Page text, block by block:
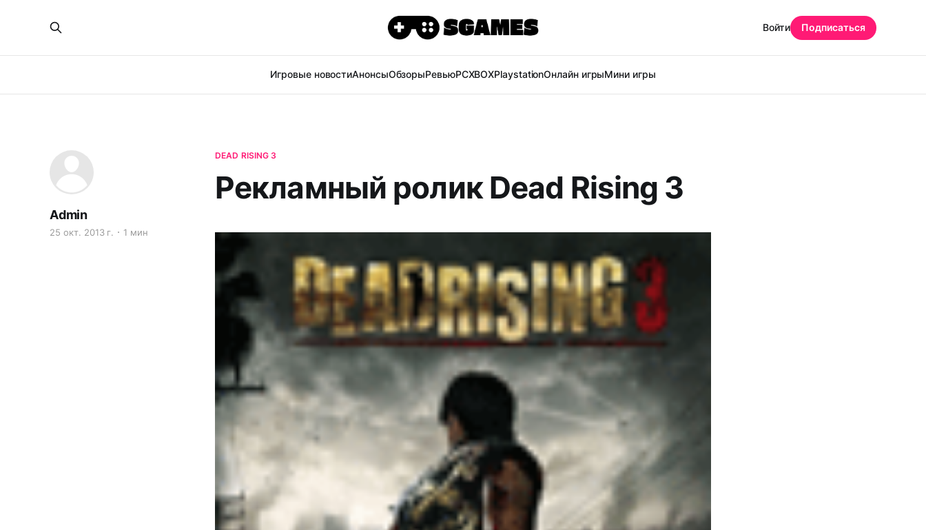
Игровые новостиАнонсыОбзорыРевьюPCXBOXPlaystationОнлайн игрыМини игры
Войти Подписаться
DEAD RISING 3
Рекламный ролик Dead Rising 3
Admin
25 окт. 2013 г. 1 мин